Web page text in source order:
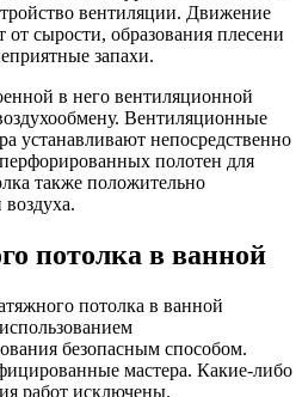
вентиляции. Движение
сырости, образования плесени
запахи.
в него вентиляционной
Вентиляционные
устанавливают непосредственно
полотен для
также положительно
потолка в ванной
потолка в ванной
безопасным способом.
мастера. Какие-либо
работ исключены.